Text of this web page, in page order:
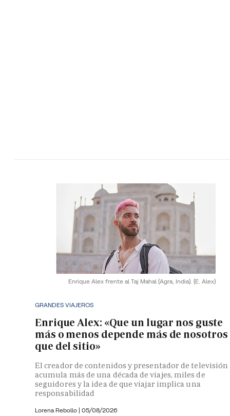
Enrique Alex frente al Taj Mahal (Agra, India). (E. Alex)
GRANDES VIAJEROS
Enrique Alex: «Que un lugar nos guste
más o menos depende más de nosotros
que del sitio»
El creador de contenidos y presentador de televisión
acumula más de una década de viajes, miles de
seguidores y la idea de que viajar implica una
responsabilidad
Lorena Rebollo | 05/08/2026